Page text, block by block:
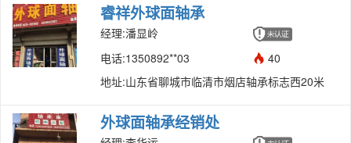
微信扫一扫
睿祥外球面轴承
经理:潘显岭
电话:1350892**03
40
地址:山东省聊城市临清市烟店轴承标志西20米
外球面轴承经销处